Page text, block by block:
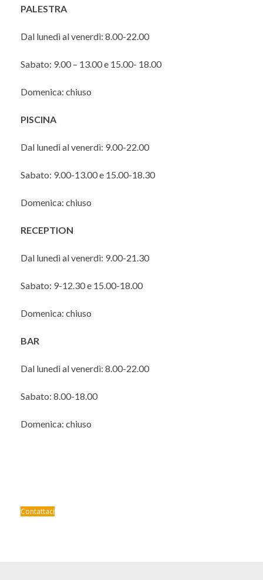
PALESTRA
Dal lunedì al venerdì: 8.00-22.00
Sabato: 9.00 – 13.00 e 15.00- 18.00
Domenica: chiuso
PISCINA
Dal lunedì al venerdì: 9.00-22.00
Sabato: 9.00-13.00 e 15.00-18.30
Domenica: chiuso
RECEPTION
Dal lunedì al venerdì: 9.00-21.30
Sabato: 9-12.30 e 15.00-18.00
Domenica: chiuso
BAR
Dal lunedì al venerdì: 8.00-22.00
Sabato: 8.00-18.00
Domenica: chiuso
Contattaci